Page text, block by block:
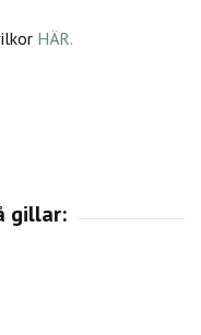
HÄR.